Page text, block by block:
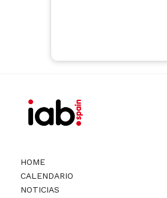
HOME
CALENDARIO
NOTICIAS